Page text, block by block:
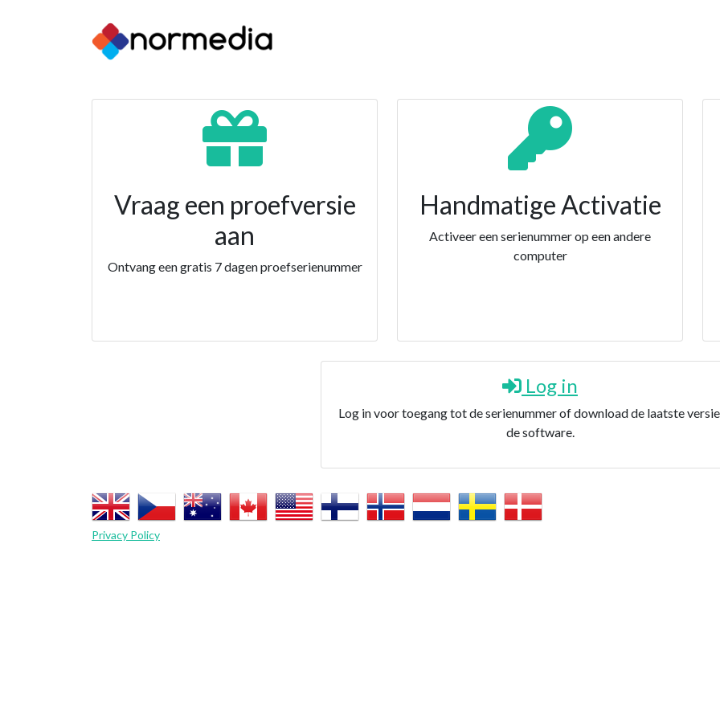
Vraag een proefversie
aan
Ontvang een gratis 7 dagen proefserienummer
Handmatige Activatie
Activeer een serienummer op een andere
computer
Log in
Log in voor toegang tot de serienummer of download de laatste
de software.
Privacy Policy